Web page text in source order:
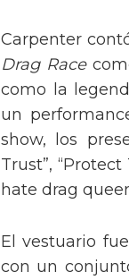
Carpenter
Drag Race
como la
un
show, los
Trust”, “Protect
hate drag
El vestuario
con un